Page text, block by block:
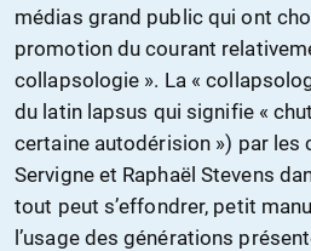
médias grand public qui ont
promotion du courant
collapsologie ». La «
du latin lapsus qui signifie «
certaine autodérision ») par les
Servigne et Raphaël Stevens
tout peut s’effondrer, petit
l’usage des générations